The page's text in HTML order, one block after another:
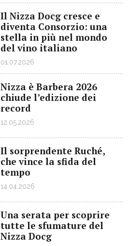
Il Nizza Docg cresce e
diventa Consorzio: una
stella in più nel mondo
del vino italiano
01.07.2026
Nizza è Barbera 2026
chiude l’edizione dei
record
12.05.2026
Il sorprendente Ruché,
che vince la sfida del
tempo
14.04.2026
Una serata per scoprire
tutte le sfumature del
Nizza Docg